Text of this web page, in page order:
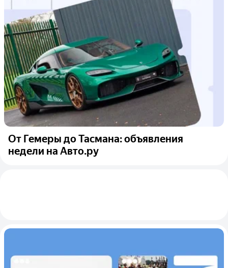
От Гемеры до Тасмана: объявления
недели на Авто.ру